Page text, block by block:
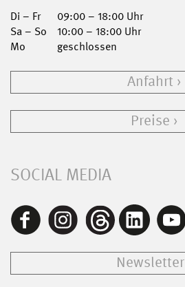
Di – Fr
09:00 – 18:00 Uhr
Sa – So
10:00 – 18:00 Uhr
Mo
geschlossen
Anfahrt
Preise
SOCIAL MEDIA
Newsletter